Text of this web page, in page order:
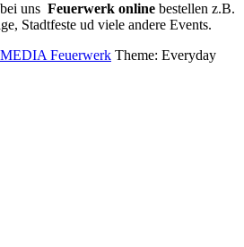
uns Feuerwerk online bestellen z.B.
Stadtfeste ud viele andere Events.
Feuerwerk Theme: Everyday